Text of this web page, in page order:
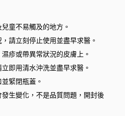
童不易觸及的地方。
請立刻停止使用並盡早求醫。
疹或帶異常狀況的皮膚上。
即用清水沖洗並盡早求醫。
緊閉瓶蓋。
生變化，不是品質問題，開封後